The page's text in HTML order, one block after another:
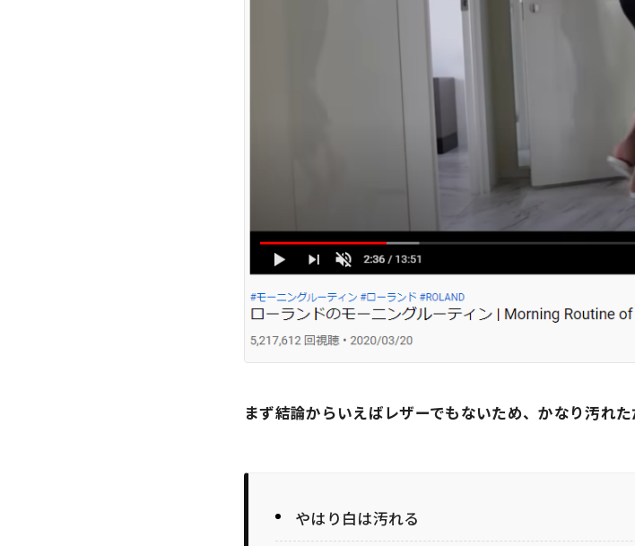
まず結論からいえばレザーでもないため、かなり汚れ
やはり白は汚れる